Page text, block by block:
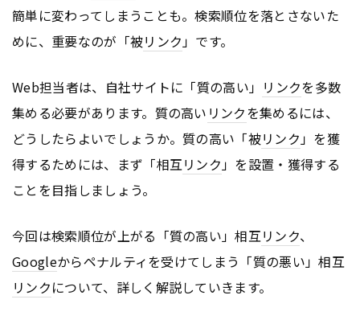
簡単に変わってしまうことも。検索順位を落とさないた
めに、重要なのが「被リンク」です。
Web担当者は、自社サイトに「質の高い」 リンクを多数
集める必要があります。質の高い リンクを集めるには、
どうしたらよいでしょうか。質の高い「被リンク」を獲
得するためには、まず「相互リンク」を設置・獲得する
ことを目指しましょう。
今回は検索順位が上がる「質の高い」相互リンク、
Googleからペナルティを受けてしまう「質の悪い」相互
リンクについて、詳しく解説していきます。